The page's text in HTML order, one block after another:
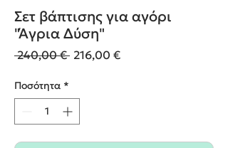
Σετ βάπτισης για αγόρι
"Άγρια Δύση"
240,00 € Κανονική
216,00 €Τιμή
Ποσότητα *